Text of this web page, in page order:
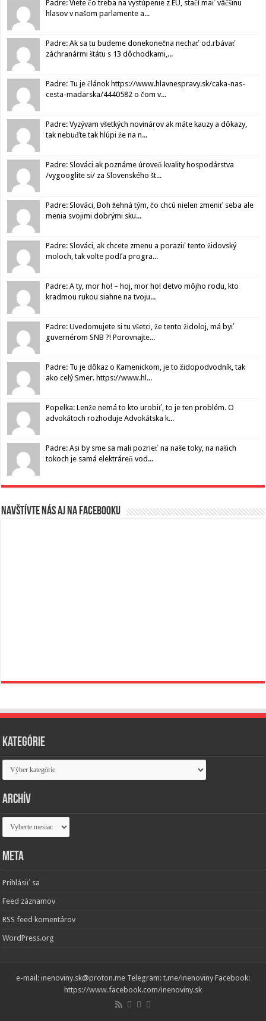
Padre: Viete čo treba na vystúpenie z EU, stačí mať väčšinu
hlasov v našom parlamente a...
Padre: Ak sa tu budeme donekonečna nechať od.rbávať
záchranármi štátu s 13 dôchodkami,...
Padre: Tu je článok https://www.hlavnespravy.sk/caka-nas-
cesta-madarska/4440582 o čom v...
Padre: Vyzývam všetkých novinárov ak máte kauzy a dôkazy,
tak nebuďte tak hlúpi že na n...
Padre: Slováci ak poznáme úroveň kvality hospodárstva
/vygooglite si/ za Slovenského št...
Padre: Slováci, Boh žehná tým, čo chcú nielen zmeniť seba ale
menia svojimi dobrými sku...
Padre: Slováci, ak chcete zmenu a poraziť tento židovský
moloch, tak volte podľa progra...
Padre: A ty, mor ho! – hoj, mor ho! detvo môjho rodu, kto
kradmou rukou siahne na tvoju...
Padre: Uvedomujete si tu všetci, že tento židoloj, má byť
guvernérom SNB ?! Porovnajte...
Padre: Tu je dôkaz o Kamenickom, je to židopodvodník, tak
ako celý Smer. https://www.hl...
Popelka: Lenže nemá to kto urobiť, to je ten problém. O
advokátoch rozhoduje Advokátska k...
Padre: Asi by sme sa mali pozrieť na naše toky, na našich
tokoch je samá elektráreň vod...
Navštívte nás aj na Facebooku
Kategórie
Kategórie
Archív
Archív
Meta
Prihlásiť sa
Feed záznamov
RSS feed komentárov
WordPress.org
e-mail: inenoviny.sk@proton.me Telegram: t.me/inenoviny Facebook:
https://www.facebook.com/inenoviny.sk